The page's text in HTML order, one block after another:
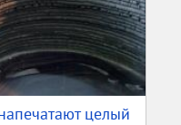
целый